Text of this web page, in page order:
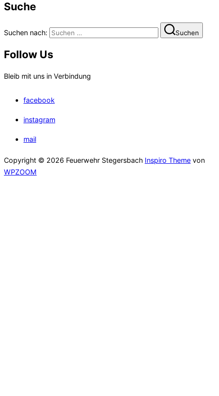
Suche
Suchen nach: Suchen
Follow Us
Bleib mit uns in Verbindung
facebook
instagram
mail
Copyright © 2026 Feuerwehr Stegersbach Inspiro Theme von
WPZOOM